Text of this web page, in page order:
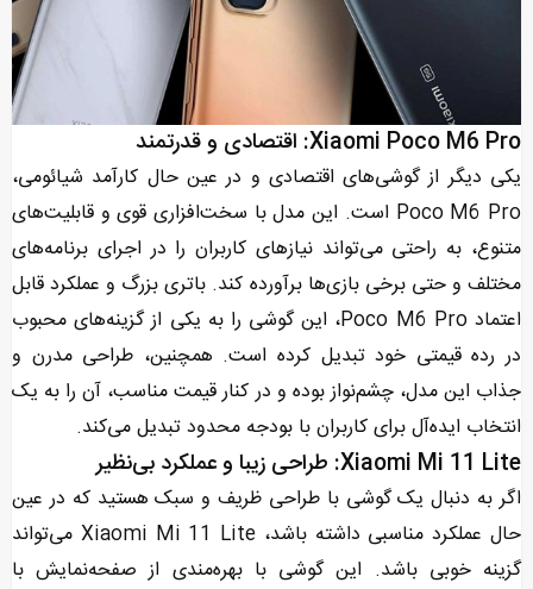
Xiaomi Poco M6 Pro: اقتصادی و قدرتمند
یکی دیگر از گوشی‌های اقتصادی و در عین حال کارآمد شیائومی،
Poco M6 Pro است. این مدل با سخت‌افزاری قوی و قابلیت‌های
متنوع، به راحتی می‌تواند نیازهای کاربران را در اجرای برنامه‌های
مختلف و حتی برخی بازی‌ها برآورده کند. باتری بزرگ و عملکرد قابل
اعتماد Poco M6 Pro، این گوشی را به یکی از گزینه‌های محبوب
در رده قیمتی خود تبدیل کرده است. همچنین، طراحی مدرن و
جذاب این مدل، چشم‌نواز بوده و در کنار قیمت مناسب، آن را به یک
انتخاب ایده‌آل برای کاربران با بودجه محدود تبدیل می‌کند.
Xiaomi Mi 11 Lite: طراحی زیبا و عملکرد بی‌نظیر
اگر به دنبال یک گوشی با طراحی ظریف و سبک هستید که در عین
حال عملکرد مناسبی داشته باشد، Xiaomi Mi 11 Lite می‌تواند
گزینه خوبی باشد. این گوشی با بهره‌مندی از صفحه‌نمایش با